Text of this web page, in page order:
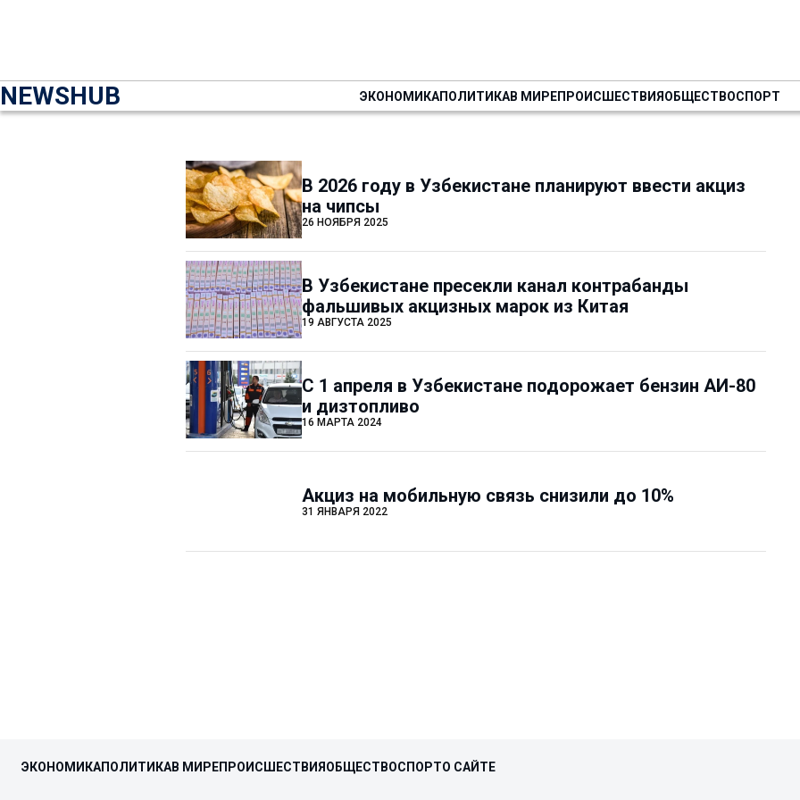
NEWSHUB ЭКОНОМИКАПОЛИТИКАВ МИРЕПРОИСШЕСТВИЯОБЩЕСТВОСПОРТ
В 2026 году в Узбекистане планируют ввести акциз
на чипсы
26 НОЯБРЯ 2025
В Узбекистане пресекли канал контрабанды
фальшивых акцизных марок из Китая
19 АВГУСТА 2025
С 1 апреля в Узбекистане подорожает бензин АИ-80
и дизтопливо
16 МАРТА 2024
Акциз на мобильную связь снизили до 10%
31 ЯНВАРЯ 2022
ЭКОНОМИКАПОЛИТИКАВ МИРЕПРОИСШЕСТВИЯ ОБЩЕСТВОСПОРТО САЙТЕ